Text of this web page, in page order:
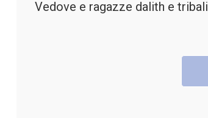
Vedove e ragazze dalith e tribali